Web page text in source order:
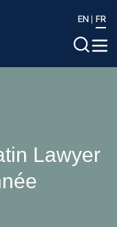
EN FR
Lawyer